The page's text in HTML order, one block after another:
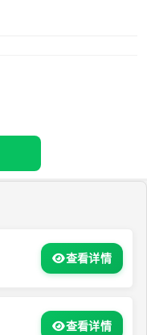
查看详情
查看详情